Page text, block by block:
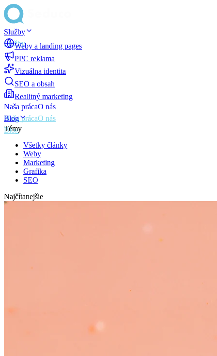
Služby
Weby a landing pages
PPC reklama
Vizuálna identita
SEO a obsah
Realitný marketing
Naša prácaO nás
Blog
Témy
Všetky články
Weby
Marketing
Grafika
SEO
Najčítanejšie